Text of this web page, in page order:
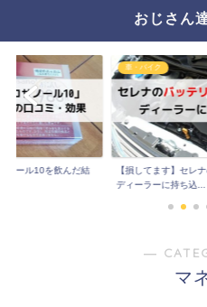
おじさん
ノール10を飲んだ結
車・バイク
【損してます】セレ
ディーラーに持ち込...
―
マ